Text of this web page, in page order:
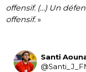
offensif. (…) Un
offensif.»
Santi
@